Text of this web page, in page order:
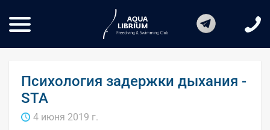
Психология задержки дыхания -
STA
4 июня 2019 г.